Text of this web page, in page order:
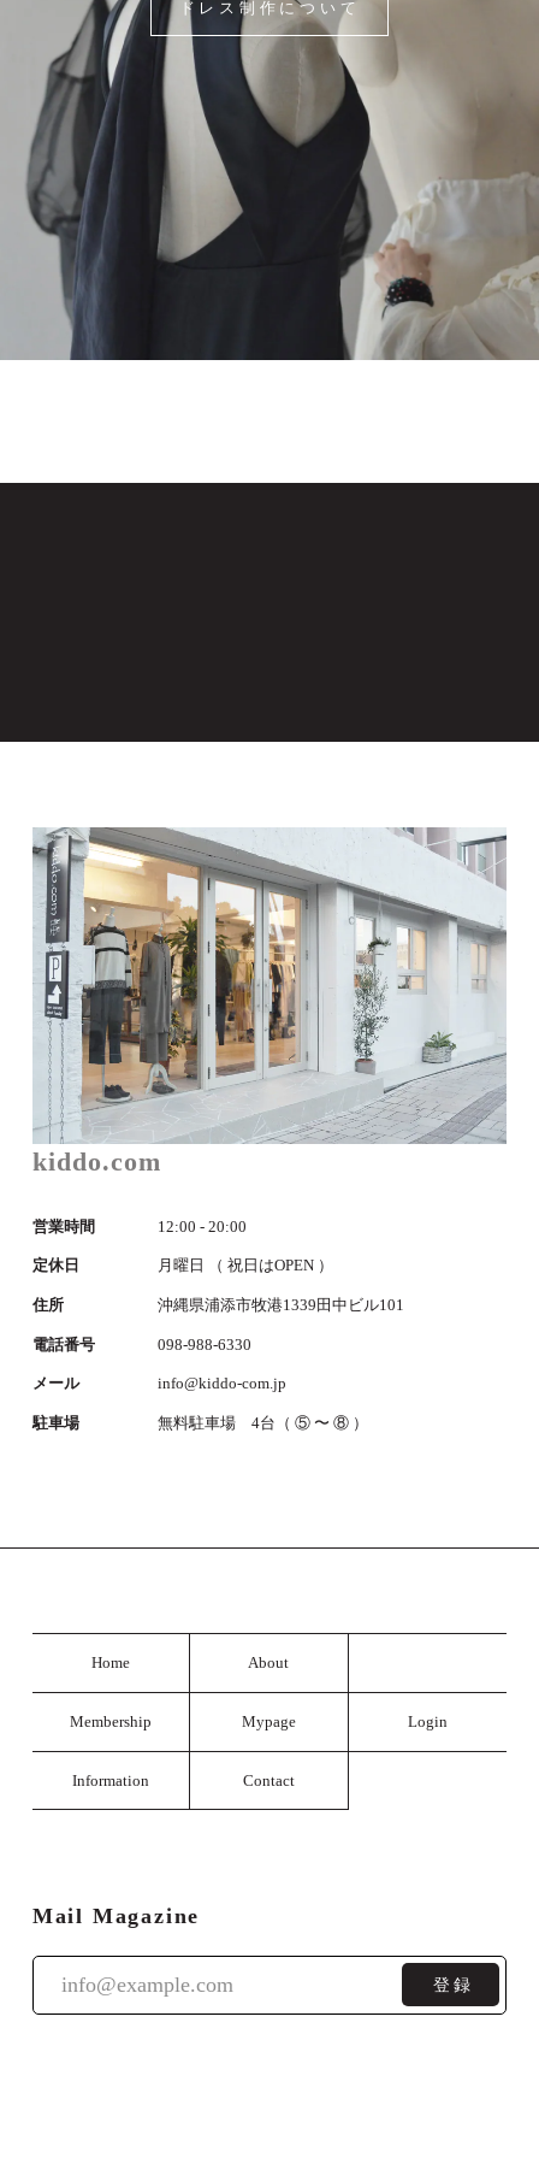
ドレス制作について
kiddo.com
営業時間 12:00 - 20:00
定休日 月曜日 （ 祝日はOPEN ）
住所 沖縄県浦添市牧港1339田中ビル101
電話番号 098-988-6330
メール info@kiddo-com.jp
駐車場 無料駐車場 4台（ ⑤ 〜 ⑧ ）
Home About
Membership Mypage Login
Information Contact
Mail Magazine
登録